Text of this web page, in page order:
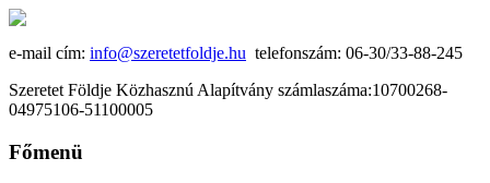
e-mail cím: info@szeretetfoldje.hu telefonszám: 06-30/33-88-245
Szeretet Földje Közhasznú Alapítvány számlaszáma:10700268-
04975106-51100005
Főmenü